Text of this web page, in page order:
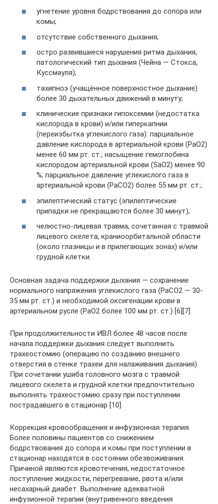
угнетение уровня бодрствования до сопора или
комы;
отсутствие собственного дыхания;
остро развившиеся нарушения ритма дыхания,
патологический тип дыхания (Чейна — Стокса,
Куссмауля);
тахипноэ (учащённое поверхностное дыхание)
более 30 дыхательных движений в минуту;
клинические признаки гипоксемии (недостатка
кислорода в крови) и/или гиперкапнии
(переизбытка углекислого газа): парциальное
давление кислорода в артериальной крови (PaO2)
менее 60 мм рт. ст.; насыщение гемоглобина
кислородом артериальной крови (SaO2) менее 90
%; парциальное давление углекислого газа в
артериальной крови (PaCO2) более 55 мм рт. ст.;
эпилептический статус (эпилептические
припадки не прекращаются более 30 минут);
челюстно-лицевая травма, сочетанная с травмой
лицевого скелета, краниоорбитальной области
(около глазницы и в прилегающих зонах) и/или
грудной клетки.
Основная задача поддержки дыхания — сохранение
нормального напряжения углекислого газа (РаСО2 — 30-
35 мм рт. ст.) и необходимой оксигенации крови в
артериальном русле (РаО2 более 100 мм рт. ст.) [6][7].
При продолжительности ИВЛ более 48 часов после
начала поддержки дыхания следует выполнить
трахеостомию (операцию по созданию внешнего
отверстия в стенке трахеи для налаживания дыхания).
При сочетании ушиба головного мозга с травмой
лицевого скелета и грудной клетки предпочтительно
выполнять трахеостомию сразу при поступлении
пострадавшего в стационар [10].
Коррекция кровообращения и инфузионная терапия.
Более половины пациентов со снижением
бодрствования до сопора и комы при поступлении в
стационар находятся в состоянии обезвоживания.
Причиной являются кровотечения, недостаточное
поступление жидкости, перегревание, рвота и/или
несахарный диабет. Выполнение адекватной
инфузионной терапии (внутривенного введения